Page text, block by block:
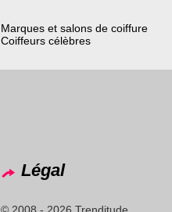
Marques et salons de coiffure
Coiffeurs célèbres
Légal